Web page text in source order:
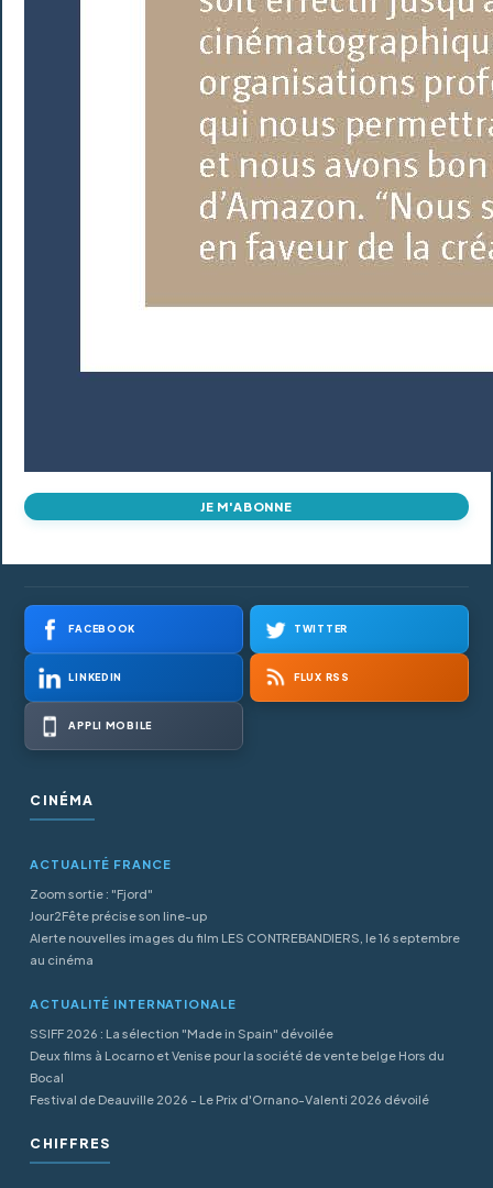
JE M'ABONNE
FACEBOOK TWITTER
LINKEDIN FLUX RSS
APPLI MOBILE
CINÉMA
ACTUALITÉ FRANCE
Zoom sortie : "Fjord"
Jour2Fête précise son line-up
Alerte nouvelles images du film LES CONTREBANDIERS, le 16 septembre
au cinéma
ACTUALITÉ INTERNATIONALE
SSIFF 2026 : La sélection "Made in Spain" dévoilée
Deux films à Locarno et Venise pour la société de vente belge Hors du
Bocal
Festival de Deauville 2026 - Le Prix d'Ornano-Valenti 2026 dévoilé
CHIFFRES